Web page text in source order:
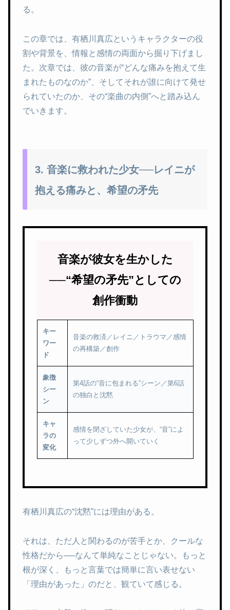
る。
この章では、有栖川真広というキャラクターの役
割や背景を、情報と感情の両面から掘り下げまし
た。次章では、彼の音楽が“どんな痛みを抱えて生
まれたものなのか”、そしてそれが誰に向けて発せ
られていたのか、その“楽曲の内側”へと踏み込ん
でいきます。
3. 音楽に救われた少女──レイニが
抱える痛みと、希望の矛先
音楽が彼女を生かした
──“希望の矛先”としての
創作衝動
キー
ワー
ド
音楽の救済／レイニ／トラウマ／感情
の再構築／創作
象徴
シー
ン
第4話の“音に包まれる”シーン／第6話
の独白と沈黙
キャ
ラの
変化
感情を閉ざしていた少女が、“音”によ
って少しずつ外へ開いていく
有栖川真広の“沈黙”には理由がある。
それは、ただ人と関わるのが苦手とか、クールな
性格だから──なんて単純なことじゃない。もっと
根が深く、もっと言葉では簡単に言い表せない
「理由があった」のだと、観ていて感じる。